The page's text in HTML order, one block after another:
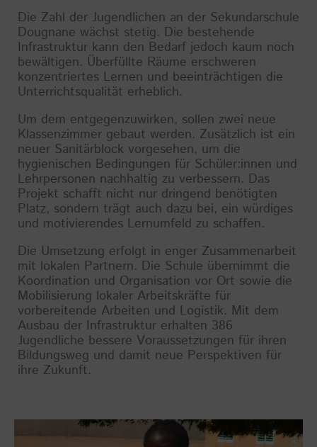
Die Zahl der Jugendlichen an der Sekundarschule
Dougnane wächst stetig. Die bestehende
Infrastruktur kann den Bedarf jedoch kaum noch
bewältigen. Überfüllte Räume erschweren
konzentriertes Lernen und beeinträchtigen die
Unterrichtsqualität erheblich.
Um dem entgegenzuwirken, sollen zwei neue
Klassenzimmer gebaut werden. Zusätzlich ist ein
neuer Sanitärblock vorgesehen, um die
hygienischen Bedingungen für Schüler:innen und
Lehrpersonen nachhaltig zu verbessern. Das
Projekt schafft nicht nur dringend benötigten
Platz, sondern trägt auch dazu bei, ein würdiges
und motivierendes Lernumfeld zu schaffen.
Die Umsetzung erfolgt in enger Zusammenarbeit
mit lokalen Partnern. Die Schule übernimmt die
Koordination und Organisation vor Ort sowie die
Mobilisierung lokaler Arbeitskräfte für
vorbereitende Arbeiten und Logistik. Mit dem
Ausbau der Infrastruktur erhalten 386
Jugendliche bessere Voraussetzungen für ihren
Bildungsweg und damit neue Perspektiven für
ihre Zukunft.